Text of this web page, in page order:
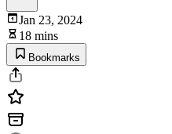
Jan 23, 2024
18 mins
Bookmarks